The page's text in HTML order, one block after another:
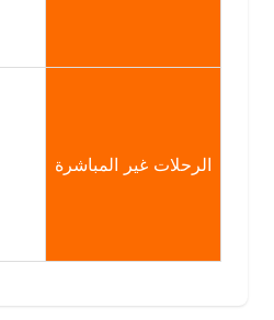
الرحلات غير المباشرة